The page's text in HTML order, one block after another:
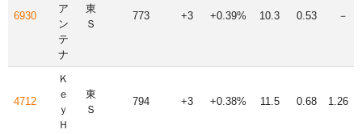
6930
ア
ン
テ
ナ
東
Ｓ
773 +3 +0.39% 10.3 0.53 －
4712
Ｋ
ｅ
ｙ
Ｈ
東
Ｓ
794 +3 +0.38% 11.5 0.68 1.26